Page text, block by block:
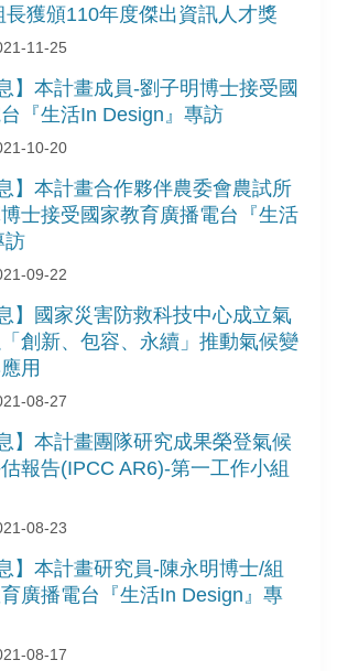
獲頒110年度傑出資訊人才獎
11-25
】本計畫成員-劉子明博士接受國
『生活In Design』專訪
10-20
】本計畫合作夥伴農委會農試所
士接受國家教育廣播電台『生活
訪
09-22
】國家災害防救科技中心成立氣
創新、包容、永續」推動氣候變
用
08-27
】本計畫團隊研究成果榮登氣候
報告(IPCC AR6)-第一工作小組
08-23
】本計畫研究員-陳永明博士/組
廣播電台『生活In Design』專
08-17